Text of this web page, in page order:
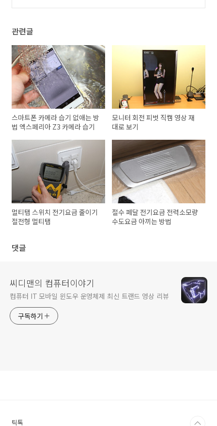
관련글
스마트폰 카메라 습기 없애는 방
법 엑스페리아 Z3 카메라 습기
모니터 회전 피벗 직캠 영상 재
대로 보기
멀티탭 스위치 전기요금 줄이기
절전형 멀티탭
절수 페달 전기요금 전력소모량
수도요금 아끼는 방법
댓글
씨디맨의 컴퓨터이야기
컴퓨터 IT 모바일 윈도우 운영체제 최신 트랜드 영상 리뷰
구독하기
틱톡